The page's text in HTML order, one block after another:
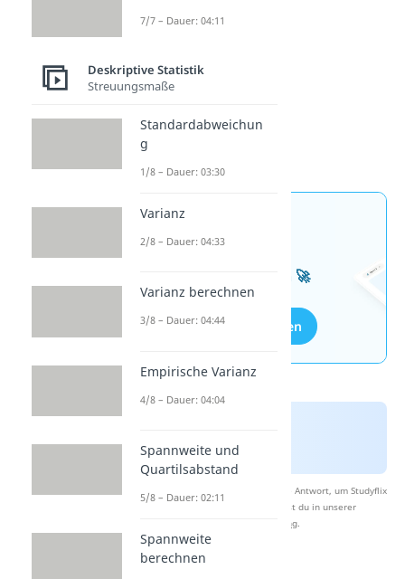
Jetzt neu: Teste dein
Wissen mit unseren
kostenlosen Aufgaben 🚀
Aufgaben entdecken
Nach Beantwortung speichern wir deine Antwort, um Studyflix
zu verbessern. Mehr dazu erfährst du in unserer
Datenschutzerklärung.
7/7 – Dauer: 04:11
Deskriptive Statistik
Streuungsmaße
Standardabweichun
g
1/8 – Dauer: 03:30
Varianz
2/8 – Dauer: 04:33
Varianz berechnen
3/8 – Dauer: 04:44
Empirische Varianz
4/8 – Dauer: 04:04
Spannweite und
Quartilsabstand
5/8 – Dauer: 02:11
Spannweite
berechnen